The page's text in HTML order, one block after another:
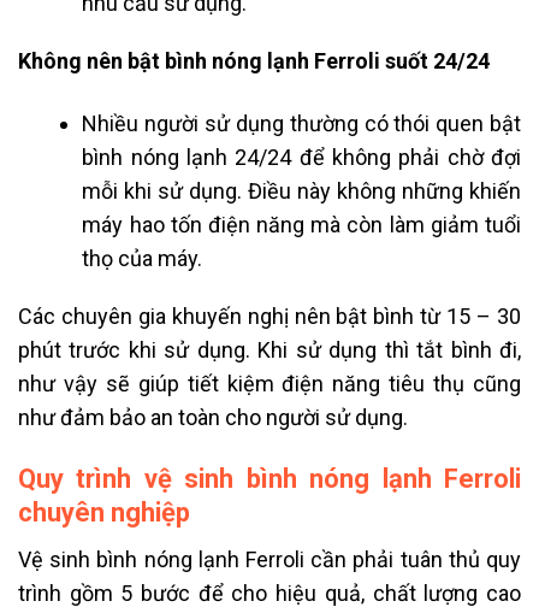
Không nên bật bình nóng lạnh Ferroli suốt 24/24
Nhiều người sử dụng thường có thói quen bật
bình nóng lạnh 24/24 để không phải chờ đợi
mỗi khi sử dụng. Điều này không những khiến
máy hao tốn điện năng mà còn làm giảm tuổi
thọ của máy.
Các chuyên gia khuyến nghị nên bật bình từ 15 – 30
phút trước khi sử dụng. Khi sử dụng thì tắt bình đi,
như vậy sẽ giúp tiết kiệm điện năng tiêu thụ cũng
như đảm bảo an toàn cho người sử dụng.
Quy trình vệ sinh bình nóng lạnh Ferroli
chuyên nghiệp
Vệ sinh bình nóng lạnh Ferroli cần phải tuân thủ quy
trình gồm 5 bước để cho hiệu quả, chất lượng cao